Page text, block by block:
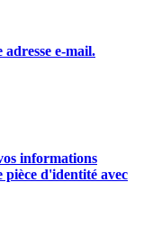
e-mail.
informations
pièce d'identité avec